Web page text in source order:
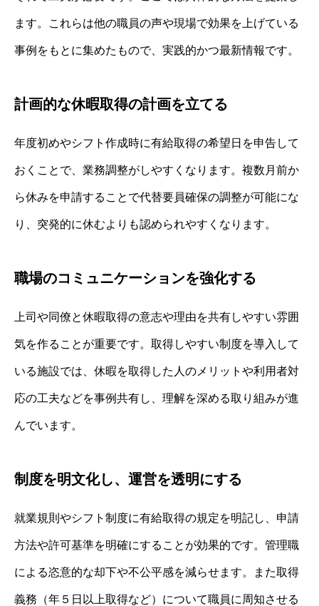
ます。これらは他の職員の声や現場で効果を上げている
事例をもとに集めたもので、実践的かつ最新情報です。
計画的な休暇取得の計画を立てる
年度初めやシフト作成時に有給取得の希望日を申告して
おくことで、業務調整がしやすくなります。複数月前か
ら休みを申請することで代替要員確保の調整が可能にな
り、突発的に休むよりも認められやすくなります。
職場のコミュニケーションを強化する
上司や同僚と休暇取得の意志や理由を共有しやすい雰囲
気を作ることが重要です。取得しやすい制度を導入して
いる施設では、休暇を取得した人のメリットや利用者対
応の工夫などを事例共有し、理解を深める取り組みが進
んでいます。
制度を明文化し、運営を透明にする
就業規則やシフト制度に有給取得の規定を明記し、申請
方法や許可基準を明確にすることが効果的です。管理職
による恣意的な却下や不公平感を減らせます。また取得
義務（年５日以上取得など）について職員に周知させる